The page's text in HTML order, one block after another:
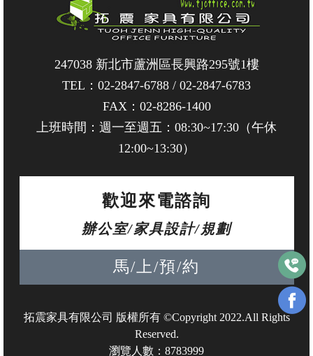
247038 新北市蘆洲區長興路295號1樓
TEL： 02-2847-6788 / 02-2847-6783
FAX：02-8286-1400
上班時間：週一至週五：08:30~17:30（午休
12:00~13:30）
歡迎來電諮詢
辦公室/家具設計/規劃
馬/上/預/約
拓震家具有限公司 版權所有 ©Copyright 2022.All Rights
Reserved.
瀏覽人數：8783999